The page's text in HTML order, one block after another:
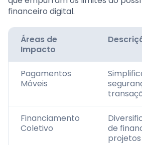
financeiro digital.
Áreas de
Impacto
Pagamentos
Móveis
Financiamento
Coletivo
de